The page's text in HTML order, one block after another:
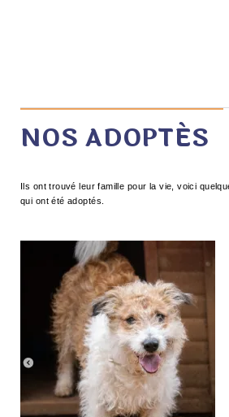
NOS ADOPTÉS
Ils ont trouvé leur famille pour la vie, voici
qui ont été adoptés.